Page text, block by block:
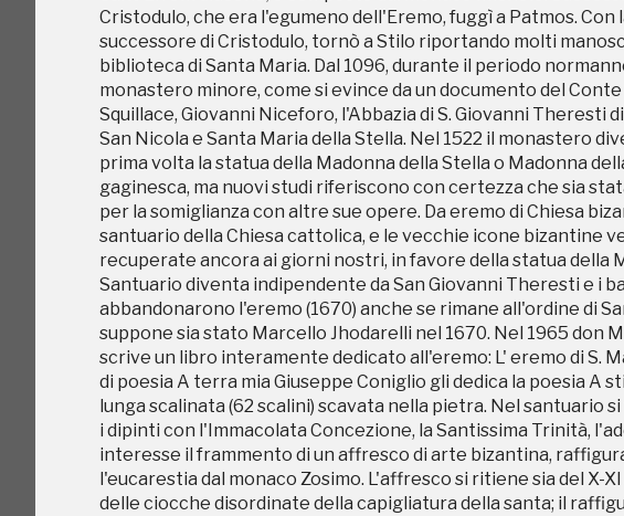
Cristodulo, che era l'egumeno dell'Eremo, fuggì a Patmos.
successore di Cristodulo, tornò a Stilo riportando molti
biblioteca di Santa Maria. Dal 1096, durante il periodo
monastero minore, come si evince da un documento del
Squillace, Giovanni Niceforo, l'Abbazia di S. Giovanni Theresti
San Nicola e Santa Maria della Stella. Nel 1522 il monastero
prima volta la statua della Madonna della Stella o Madonna
gaginesca, ma nuovi studi riferiscono con certezza che sia
per la somiglianza con altre sue opere. Da eremo di Chiesa
santuario della Chiesa cattolica, e le vecchie icone bizantine
recuperate ancora ai giorni nostri, in favore della statua della
Santuario diventa indipendente da San Giovanni Theresti e i
abbandonarono l'eremo (1670) anche se rimane all'ordine di
suppone sia stato Marcello Jhodarelli nel 1670. Nel 1965 don
scrive un libro interamente dedicato all'eremo: L' eremo di S.
di poesia A terra mia Giuseppe Coniglio gli dedica la poesia A
lunga scalinata (62 scalini) scavata nella pietra. Nel santuario
i dipinti con l'Immacolata Concezione, la Santissima Trinità,
interesse il frammento di un affresco di arte bizantina,
l'eucarestia dal monaco Zosimo. L'affresco si ritiene sia del
delle ciocche disordinate della capigliatura della santa; il
gaginesca, ma nuovi studi riferiscono con certezza che sia
per la somiglianza con altre sue opere. Da eremo di Chiesa
santuario della Chiesa cattolica, e le vecchie icone bizantine
recuperate ancora ai giorni nostri, in favore della statua della
Santuario diventa indipendente da San Giovanni Theresti e i
abbandonarono l'eremo (1670) anche se rimane all'ordine di
suppone sia stato Marcello Jhodarelli nel 1670. Nel 1965 don
scrive un libro interamente dedicato all'eremo: L' eremo di S.
di poesia A terra mia Giuseppe Coniglio gli dedica la poesia A
lunga scalinata (62 scalini) scavata nella pietra. Nel santuario
i dipinti con l'Immacolata Concezione, la Santissima Trinità,
interesse il frammento di un affresco di arte bizantina,
l'eucarestia dal monaco Zosimo. L'affresco si ritiene sia del X-
delle ciocche disordinate della capigliatura della santa; il
pensare che vi sia stato per un certo periodo un eremitismo
rappresentazioni della Trinità, di Cristo, dell'Arcangelo